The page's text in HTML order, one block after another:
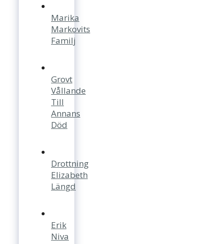
Marika
Markovits
Familj
Grovt
Vållande
Till
Annans
Död
Drottning
Elizabeth
Längd
Erik
Niva